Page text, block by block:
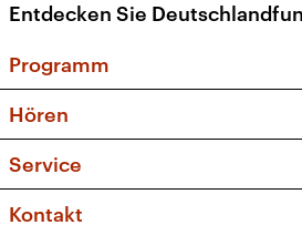
Entdecken Sie
Programm
Sendungen und Podcasts
Musikliste
Kakadu – Das
Hören
Frequenzen (UKW + DAB+)
Service
FAQ
Kontakt